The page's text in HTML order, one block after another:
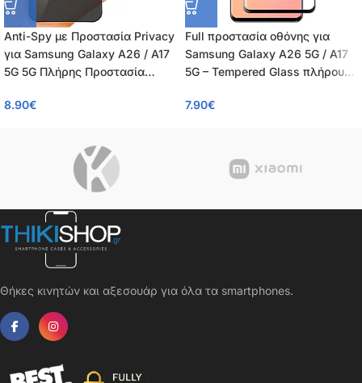
Anti-Spy με Προστασία Privacy
για Samsung Galaxy A26 / A17
5G 5G Πλήρης Προστασία
Κάλυψη 100%, OEM, 0.26mm
8.90€
Full προστασία οθόνης για
Samsung Galaxy A26 5G / A17
5G – Tempered Glass πλήρους
7.90€
Θήκες κινητών και αξεσουάρ για όλα τα smartphones.